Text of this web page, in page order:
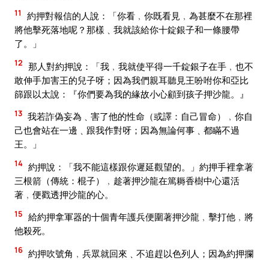
11
約押對報信的人說：「你看﹐你既看見﹐為甚麼不在那裡
將他擊死落地呢？那樣﹑我就該給你十錠銀子和一條腰帶
了。」
12 那人對約押說：「我﹐我就使平得一千錠銀子在手﹐也不
敢伸手加害王的兒子呀；因為我們親耳聽見王吩咐你和亞比
篩跟以太說：『你們要為我的緣故小心顧到孩子押沙龍。』
13 我若詐偽妄為﹑害了他的性命（或譯：自己冒命）﹐你自
己也會站在一邊﹑跟我作對呀；因為無論何事﹑都瞞不過
王。」
14 約押說：「我不能這樣跟你遲延觀望的。」約押手裡拿著
三根箭（傳統：棍子）﹐趁著押沙龍在篤耨香樹中心還活
著﹐便戳透押沙龍的心。
15 給約押拿軍器的十個青年護兵便圍著押沙龍﹐擊打他﹐將
他殺死。
16 約押吹號角﹐兵眾就回來﹑不追趕以色列人；因為約押攔